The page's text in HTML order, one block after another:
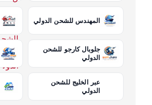
المهندس للشحن الدولي
جلوبال كارجو للشحن
الدولي
عبر الخليج للشحن
الدولي